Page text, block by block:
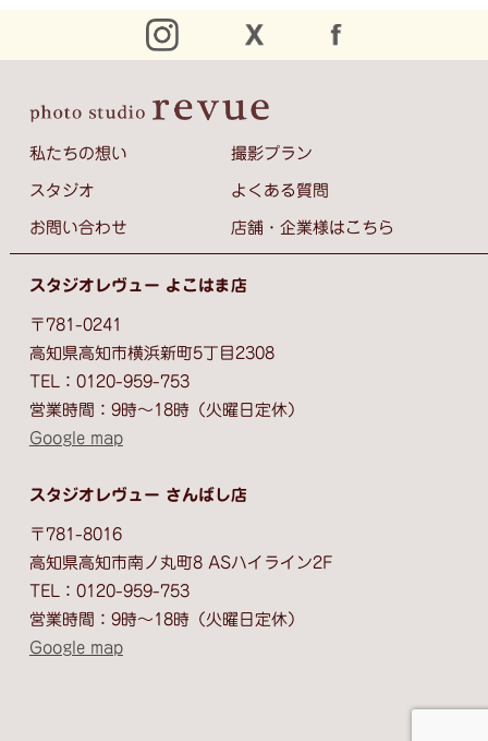
私たちの想い 撮影プラン
スタジオ よくある質問
お問い合わせ 店舗・企業様はこちら
スタジオレヴュー よこはま店
〒781-0241
高知県高知市横浜新町5丁目2308
TEL：0120-959-753
営業時間：9時～18時（火曜日定休）
Google map
スタジオレヴュー さんばし店
〒781-8016
高知県高知市南ノ丸町8 ASハイライン2F
TEL：0120-959-753
営業時間：9時〜18時（火曜日定休）
Google map